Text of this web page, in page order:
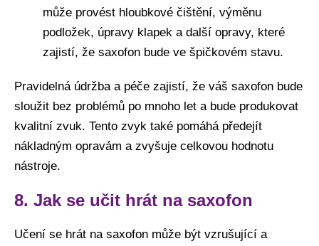
může provést hloubkové čištění, výměnu
podložek, úpravy klapek a další opravy, které
zajistí, že saxofon bude ve špičkovém stavu.
Pravidelná údržba a péče zajistí, že váš saxofon bude
sloužit bez problémů po mnoho let a bude produkovat
kvalitní zvuk. Tento zvyk také pomáhá předejít
nákladným opravám a zvyšuje celkovou hodnotu
nástroje.
8. Jak se učit hrát na saxofon
Učení se hrát na saxofon může být vzrušující a